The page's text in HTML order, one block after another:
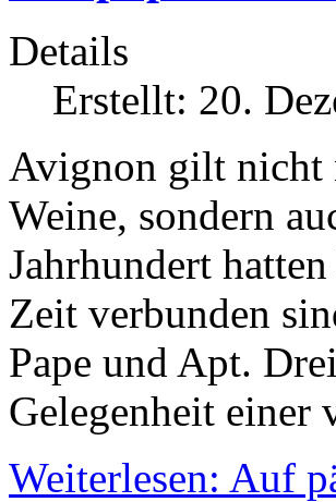
Details
Erstellt: 20.
Avignon gilt nicht
Weine, sondern
Jahrhundert
Zeit verbunden
Pape und Apt.
Gelegenheit einer
Weiterlesen: Auf